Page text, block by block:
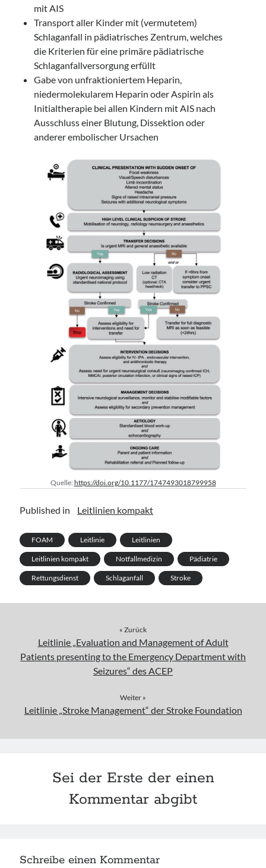
mit AIS
Transport aller Kinder mit (vermutetem)
Schlaganfall in pädiatrisches Zentrum, welches
die Kriterien für eine primäre pädiatrische
Schlaganfallversorgung erfüllt
Gabe von unfraktioniertem Heparin,
niedermolekularem Heparin oder Aspirin als
Initialtherapie bei allen Kindern mit AIS nach
Ausschluss einer Blutung, Dissektion oder
anderer embolischer Ursachen
Quelle:https://doi.org/10.1177/1747493018799958
Published in Leitlinien kompakt
FOAM Leitlinie Leitlinien
Leitlinien kompakt Notfallmedizin Pädiatrie
Rettungsdienst Schlaganfall Stroke
« Zurück
Leitlinie „Evaluation and Management of Adult
Patients presenting to the Emergency Department with
Seizures“ des ACEP
Weiter »
Leitlinie „Stroke Management“ der Stroke Foundation
Sei der Erste der einen
Kommentar abgibt
Schreibe einen Kommentar